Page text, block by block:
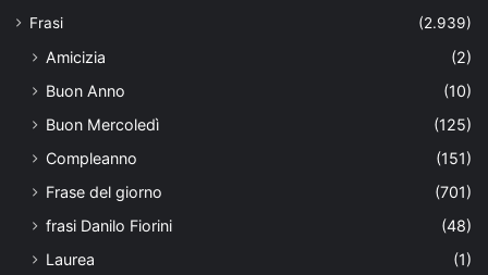
Frasi
(2.939)
Amicizia
(2)
Buon Anno
(10)
Buon Mercoledì
(125)
Compleanno
(151)
Frase del giorno
(701)
frasi Danilo Fiorini
(48)
Laurea
(1)